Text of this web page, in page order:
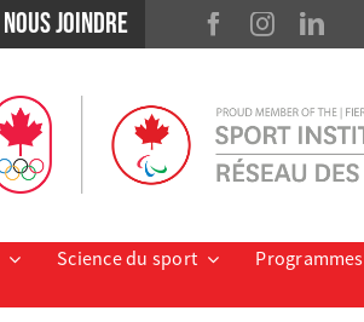
Nous Joindre
Science du sport Programmes